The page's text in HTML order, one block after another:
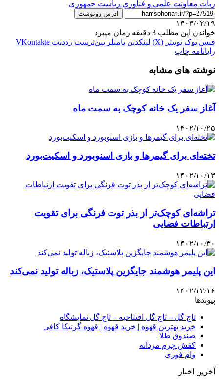
ربات معاونت علمي و فناوري رياست جمهوري
آدرس رونوشت
۱۴۰۴/۰۲/۱۹
خواندن این مطلب 3 دقیقه زمان میبرد
فیس بوک توییتر (X) لینکدین ‫تامبلر ‫پین‌ترست ‫رددیت ‫VKontakte
رایانامه چاپ
نوشته های مشابه
آغاز سفر یک خانه کوچک به سمت ماه
۱۴۰۲/۱۰/۲۵
تخته‌ای برای گیمرها و بازی اسنوبورد و اسکیت‌بورد
۱۴۰۲/۱۰/۱۳
تراشه‌ای کوچک‌تر از بذر توت‌ فرنگی برای تقویت
ارتباطات فضایی
۱۴۰۲/۱۰/۳۰
این پلیمر هوشمند جایگزین پلاستیک، زباله تولید نمی‌کند
۱۴۰۲/۱۲/۱۶
پیوندها
تاج گل – تاج گل افتتاحیه – تاج گل نمایشگاه
خرید بهترین قهوه | خرید قهوه | قهوه گرنیکا کافی
صندوق طلا
کفش چرم مردانه
وام فوری
آخرین اخبار